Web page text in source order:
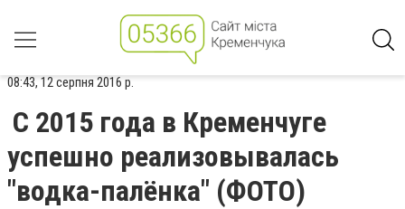
08:43, 12 серпня 2016 р.
С 2015 года в Кременчуге
успешно реализовывалась
"водка-палёнка" (ФОТО)